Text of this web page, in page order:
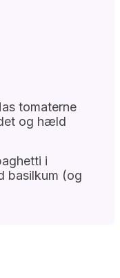
tomaterne
og hæld
i
basilkum (og